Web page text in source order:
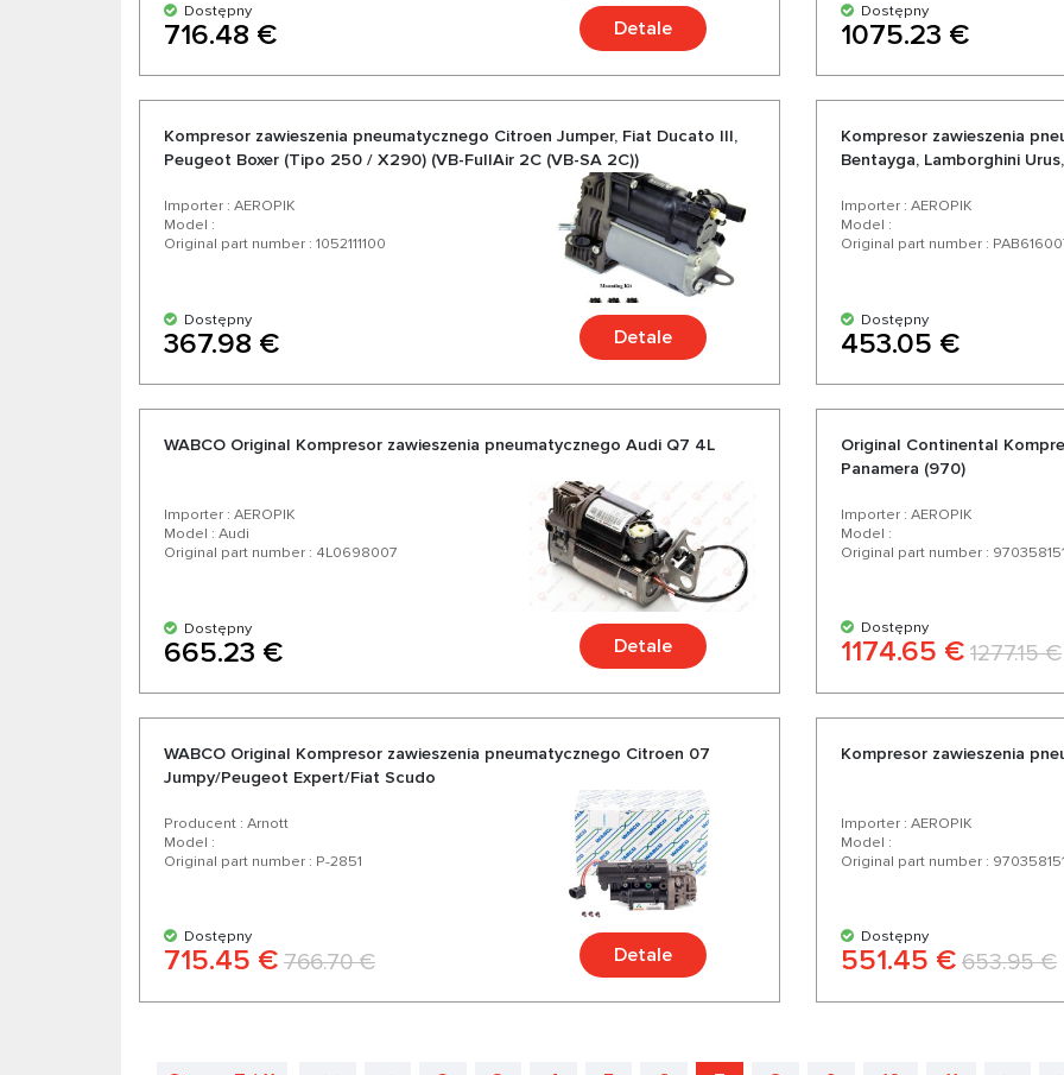
Dostępny
716.48 € Detale
Dostępny
1075.23 €
Kompresor zawieszenia pneumatycznego Citroen Jumper, Fiat Ducato III,
Peugeot Boxer (Tipo 250 / X290) (VB-FullAir 2C (VB-SA 2C))
Importer : AEROPIK
Model :
Original part number : 1052111100
Dostępny
367.98 € Detale
Kompresor zawieszenia
Bentayga, Lamborghini
Importer : AEROPIK
Model :
Original part number :
Dostępny
453.05 €
WABCO Original Kompresor zawieszenia pneumatycznego Audi Q7 4L
Importer : AEROPIK
Model : Audi
Original part number : 4L0698007
Dostępny
665.23 € Detale
Original Continental
Panamera (970)
Importer : AEROPIK
Model :
Original part number :
Dostępny
1174.65 € 1277.15 €
WABCO Original Kompresor zawieszenia pneumatycznego Citroen 07
Jumpy/Peugeot Expert/Fiat Scudo
Producent : Arnott
Model :
Original part number : P-2851
Dostępny
715.45 € 766.70 € Detale
Kompresor zawieszenia
Importer : AEROPIK
Model :
Original part number :
Dostępny
551.45 € 653.95 €